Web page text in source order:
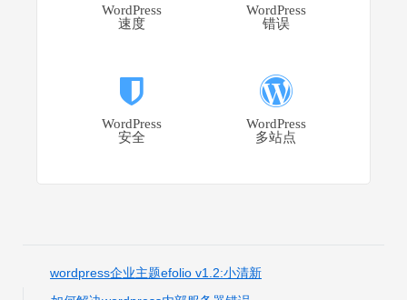
WordPress
速度
WordPress
错误
WordPress
安全
WordPress
多站点
wordpress企业主题efolio v1.2:小清新